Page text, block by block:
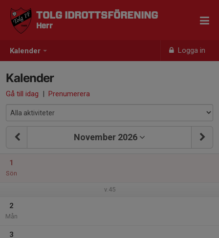
Kalender Logga in
TOLG IDROTTSFÖRENING
Herr
Kalender
Gå till idag | Prenumerera
November 2026
1
Sön
v.45
2
Mån
3